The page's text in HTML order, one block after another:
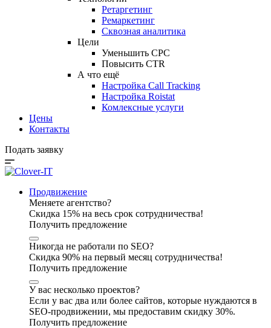
Ретаргетинг
Ремаркетинг
Сквозная аналитика
Цели
Уменьшить CPC
Повысить CTR
А что ещё
Настройка Call Tracking
Настройка Roistat
Комлексные услуги
Цены
Контакты
Подать заявку
Продвижение
Меняете агентство?
Скидка 15% на весь срок сотрудничества!
Получить предложение
Никогда не работали по SEO?
Скидка 90% на первый месяц сотрудничества!
Получить предложение
У вас несколько проектов?
Если у вас два или более сайтов, которые нуждаются в
SEO-продвижении, мы предоставим скидку 30%.
Получить предложение